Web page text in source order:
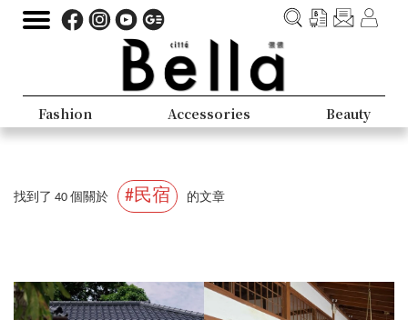
Fashion Accessories Beauty
找到了 40 個關於 #民宿 的文章